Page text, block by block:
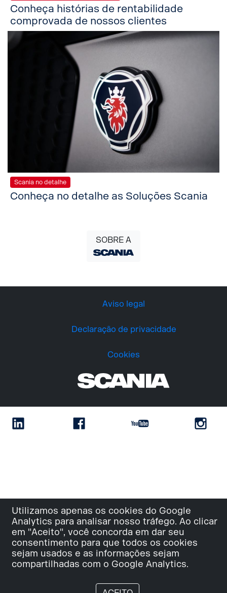
Utilizamos apenas os cookies do Google
Analytics para analisar nosso tráfego. Ao clicar
em "Aceito", você concorda em dar seu
consentimento para que todos os cookies
sejam usados e as informações sejam
compartilhadas com o Google Analytics.
Conheça histórias de rentabilidade
comprovada de nossos clientes
Scania no detalhe
Conheça no detalhe as Soluções Scania
SOBRE A
Aviso legal
Declaração de privacidade
Cookies